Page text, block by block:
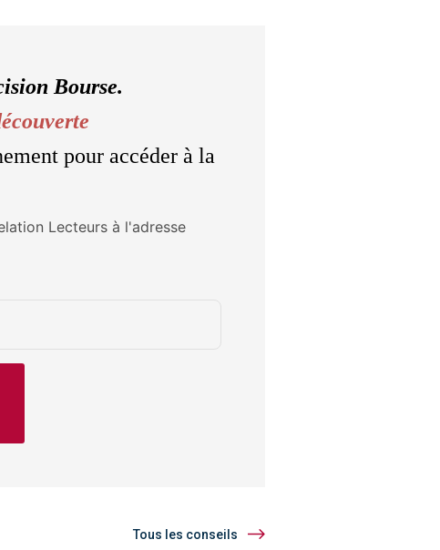
Bourse.
pour accéder à la
Lecteurs à l'adresse
Tous les conseils